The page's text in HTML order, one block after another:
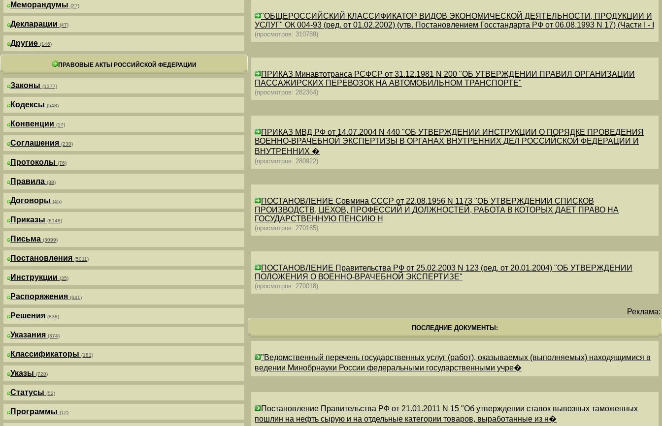
Меморандумы (27)
Декларации (47)
Другие (146)
ПРАВОВЫЕ АКТЫ РОССИЙСКОЙ ФЕДЕРАЦИИ
Законы (1377)
Кодексы (548)
Конвенции (17)
Соглашения (230)
Протоколы (76)
Правила (38)
Договоры (45)
Приказы (8148)
Письма (3099)
Постановления (5011)
Инструкции (35)
Распоряжения (641)
Решения (838)
Указания (374)
Классификаторы (181)
Указы (720)
Статусы (52)
Программы (12)
"ОБЩЕРОССИЙСКИЙ КЛАССИФИКАТОР ВИДОВ ЭКОНОМИЧЕСКОЙ ДЕЯТЕЛЬНОСТИ, ПРОДУКЦИИ И
УСЛУГ" ОК 004-93 (ред. от 01.02.2002) (утв. Постановлением Госстандарта РФ от 06.08.1993 N 17) (Части I - I
(просмотров: 310789)
ПРИКАЗ Минавтотранса РСФСР от 31.12.1981 N 200 "ОБ УТВЕРЖДЕНИИ ПРАВИЛ ОРГАНИЗАЦИИ
ПАССАЖИРСКИХ ПЕРЕВОЗОК НА АВТОМОБИЛЬНОМ ТРАНСПОРТЕ"
(просмотров: 282364)
ПРИКАЗ МВД РФ от 14.07.2004 N 440 "ОБ УТВЕРЖДЕНИИ ИНСТРУКЦИИ О ПОРЯДКЕ ПРОВЕДЕНИЯ
ВОЕННО-ВРАЧЕБНОЙ ЭКСПЕРТИЗЫ В ОРГАНАХ ВНУТРЕННИХ ДЕЛ РОССИЙСКОЙ ФЕДЕРАЦИИ И
ВНУТРЕННИХ �
(просмотров: 280922)
ПОСТАНОВЛЕНИЕ Совмина СССР от 22.08.1956 N 1173 "ОБ УТВЕРЖДЕНИИ СПИСКОВ
ПРОИЗВОДСТВ, ЦЕХОВ, ПРОФЕССИЙ И ДОЛЖНОСТЕЙ, РАБОТА В КОТОРЫХ ДАЕТ ПРАВО НА
ГОСУДАРСТВЕННУЮ ПЕНСИЮ Н
(просмотров: 270165)
ПОСТАНОВЛЕНИЕ Правительства РФ от 25.02.2003 N 123 (ред. от 20.01.2004) "ОБ УТВЕРЖДЕНИИ
ПОЛОЖЕНИЯ О ВОЕННО-ВРАЧЕБНОЙ ЭКСПЕРТИЗЕ"
(просмотров: 270018)
Реклама:
ПОСЛЕДНИЕ ДОКУМЕНТЫ:
"Ведомственный перечень государственных услуг (работ), оказываемых (выполняемых) находящимися в
ведении Минобрнауки России федеральными государственными учре�
Постановление Правительства РФ от 21.01.2011 N 15 "Об утверждении ставок вывозных таможенных
пошлин на нефть сырую и на отдельные категории товаров, выработанные из н�